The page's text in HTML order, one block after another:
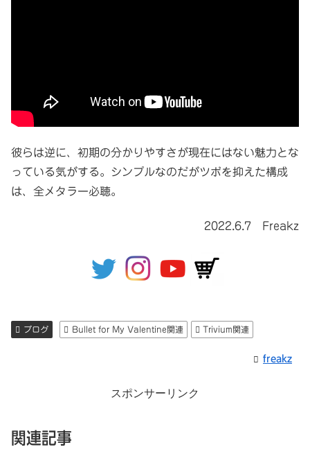
彼らは逆に、初期の分かりやすさが現在にはない魅力とな
っている気がする。シンプルなのだがツボを抑えた構成
は、全メタラー必聴。
2022.6.7 Freakz
ブログ Bullet for My Valentine関連 Trivium関連
freakz
スポンサーリンク
関連記事